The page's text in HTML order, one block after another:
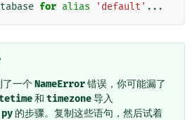
for alias 'default'
了一个NameError错误，你可能漏了
和 timezone导入
的步骤。复制这些语句，然后试着